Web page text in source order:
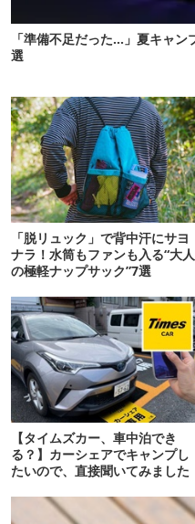
「準備不足だった…」夏キャ
選
「脱リュック」で背中汗にサヨ
ナラ！水筒もファンも入る“大人
の極軽ナップサック”7選
【タイムズカー、車中泊でき
る？】カーシェアでキャンプし
たいので、直接聞いてみました